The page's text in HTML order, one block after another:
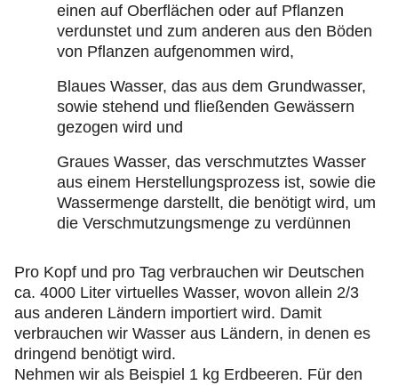
einen auf Oberflächen oder auf Pflanzen
verdunstet und zum anderen aus den Böden
von Pflanzen aufgenommen wird,
Blaues Wasser, das aus dem Grundwasser,
sowie stehend und fließenden Gewässern
gezogen wird und
Graues Wasser, das verschmutztes Wasser
aus einem Herstellungsprozess ist, sowie die
Wassermenge darstellt, die benötigt wird, um
die Verschmutzungsmenge zu verdünnen
Pro Kopf und pro Tag verbrauchen wir Deutschen
ca. 4000 Liter virtuelles Wasser, wovon allein 2/3
aus anderen Ländern importiert wird. Damit
verbrauchen wir Wasser aus Ländern, in denen es
dringend benötigt wird.
Nehmen wir als Beispiel 1 kg Erdbeeren. Für den